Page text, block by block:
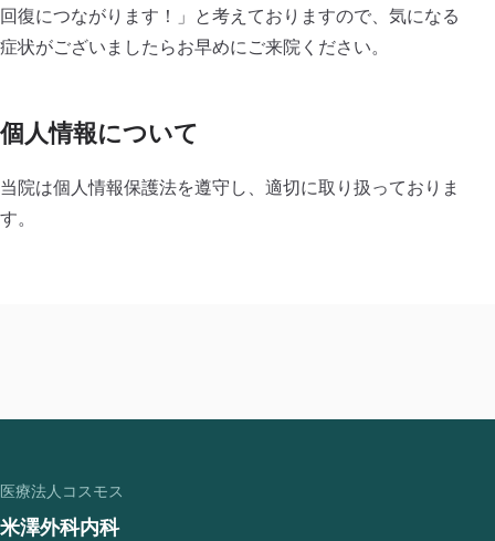
回復につながります！」と考えておりますので、気になる
症状がございましたらお早めにご来院ください。
個人情報について
当院は個人情報保護法を遵守し、適切に取り扱っておりま
す。
医療法人コスモス
米澤外科内科